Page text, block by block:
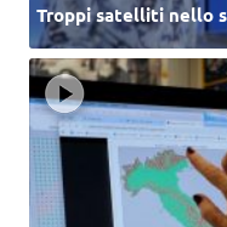
Troppi satelliti nello